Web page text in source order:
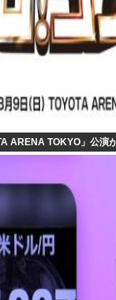
ARENA TOKYO」公演